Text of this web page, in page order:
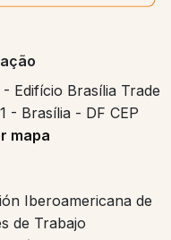
Edifício Brasília Trade
- Brasília - DF CEP
mapa
Iberoamericana de
de Trabajo